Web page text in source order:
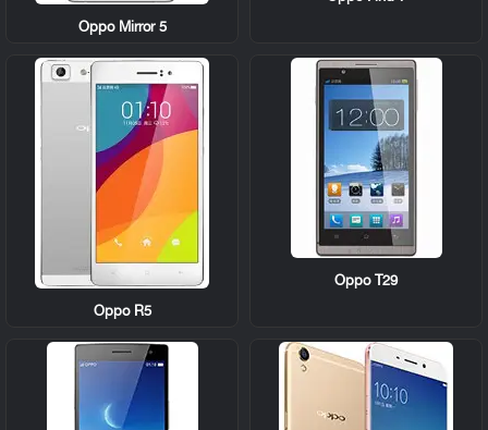
Oppo Mirror 5
Oppo T29
Oppo R5